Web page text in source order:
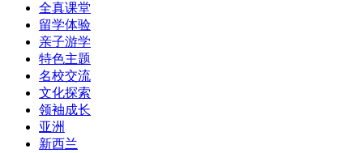
全真课堂
留学体验
亲子游学
特色主题
名校交流
文化探索
领袖成长
亚洲
新西兰